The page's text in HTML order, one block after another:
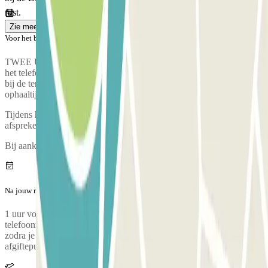
rust.
Zie meer
Voor het begin van jouw reis
TWEE UREN VOOR VERTREK: Je zal een SMS ontvangen met
het telefoonnumer van de persoon die jouw voertuig op komt halen
bij de terminal. Bel hem/haar 15 minuten voor de geplande
ophaaltijd.
Tijdens het telefoongesprek zal iemand een ophaalpunt met je
afspreken.
Bij aankomst is er een inspectie van jouw voertuig.
Na jouw reis
1 uur voor je terugkeer: je ontvangt een sms met het
telefoonnummer van je bediende om je aankomst te bevestigen
zodra je je bagage hebt opgehaald. Hij wacht met je voertuig op het
afgiftepunt in je aankomstterminal, klaar om weer op weg te gaan.